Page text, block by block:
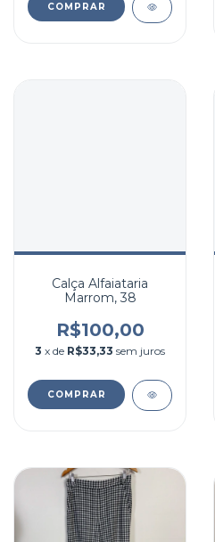
COMPRAR
Calça Alfaiataria
Marrom, 38
R$100,00
3 x de R$33,33 sem juros
COMPRAR